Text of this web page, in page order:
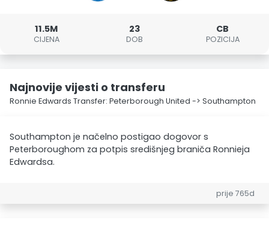
11.5M
CIJENA
23
DOB
CB
POZICIJA
Najnovije vijesti o transferu
Ronnie Edwards Transfer: Peterborough United -> Southampton
Southampton je načelno postigao dogovor s
Peterboroughom za potpis središnjeg braniča Ronnieja
Edwardsa.
prije 765d